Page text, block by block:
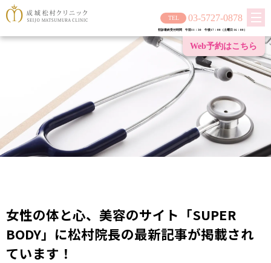
Web予約はこちら
03-5727-0878
初診最終受付時間 午前11：30 午後17：00（土曜日 16：00）
女性の体と心、美容のサイト「SUPER
BODY」に松村院長の最新記事が掲載され
ています！